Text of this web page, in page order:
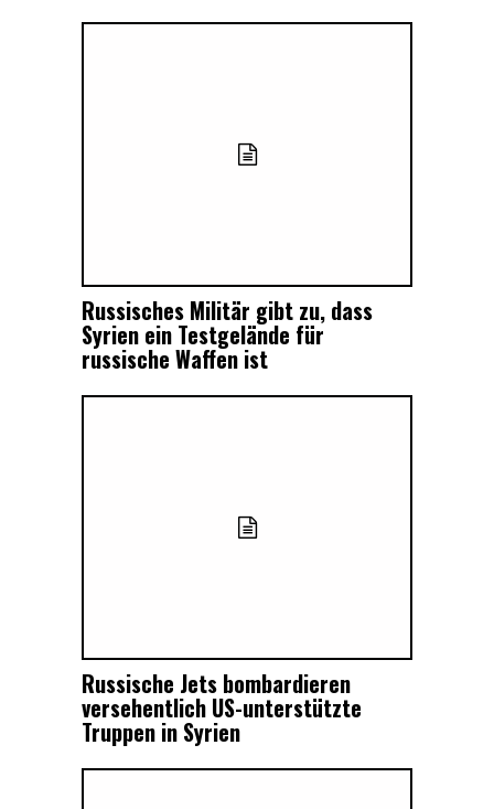
Russisches Militär gibt zu, dass
Syrien ein Testgelände für
russische Waffen ist
Russische Jets bombardieren
versehentlich US-unterstützte
Truppen in Syrien